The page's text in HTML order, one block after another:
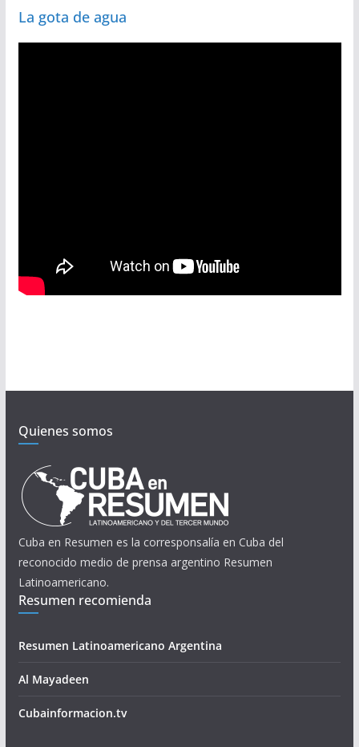
La gota de agua
Quienes somos
Cuba en Resumen es la corresponsalía en Cuba del
reconocido medio de prensa argentino Resumen
Latinoamericano.
Resumen recomienda
Resumen Latinoamericano Argentina
Al Mayadeen
Cubainformacion.tv